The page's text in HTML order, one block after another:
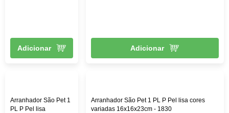
Adicionar Adicionar
Arranhador São Pet 1
PL P Pel lisa
Arranhador São Pet 1 PL P Pel lisa cores
variadas 16x16x23cm - 1830